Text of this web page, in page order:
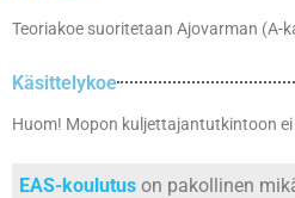
Teoriakoe suoritetaan Ajovarman
Käsittelykoe
Huom! Mopon kuljettajantutkintoon
EAS-koulutus on pakollinen